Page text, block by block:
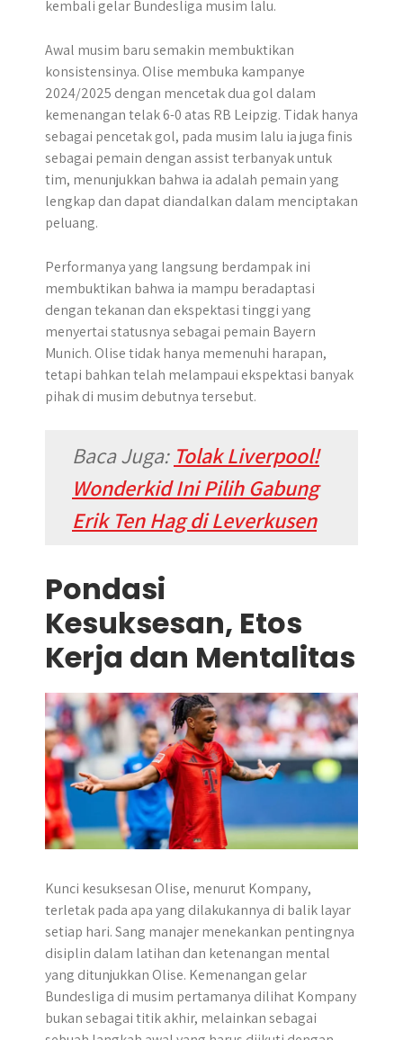
kembali gelar Bundesliga musim lalu.
Awal musim baru semakin membuktikan
konsistensinya. Olise membuka kampanye
2024/2025 dengan mencetak dua gol dalam
kemenangan telak 6-0 atas RB Leipzig. Tidak hanya
sebagai pencetak gol, pada musim lalu ia juga finis
sebagai pemain dengan assist terbanyak untuk
tim, menunjukkan bahwa ia adalah pemain yang
lengkap dan dapat diandalkan dalam menciptakan
peluang.
Performanya yang langsung berdampak ini
membuktikan bahwa ia mampu beradaptasi
dengan tekanan dan ekspektasi tinggi yang
menyertai statusnya sebagai pemain Bayern
Munich. Olise tidak hanya memenuhi harapan,
tetapi bahkan telah melampaui ekspektasi banyak
pihak di musim debutnya tersebut.
Baca Juga: Tolak Liverpool!
Wonderkid Ini Pilih Gabung
Erik Ten Hag di Leverkusen
Pondasi
Kesuksesan, Etos
Kerja dan Mentalitas
Kunci kesuksesan Olise, menurut Kompany,
terletak pada apa yang dilakukannya di balik layar
setiap hari. Sang manajer menekankan pentingnya
disiplin dalam latihan dan ketenangan mental
yang ditunjukkan Olise. Kemenangan gelar
Bundesliga di musim pertamanya dilihat Kompany
bukan sebagai titik akhir, melainkan sebagai